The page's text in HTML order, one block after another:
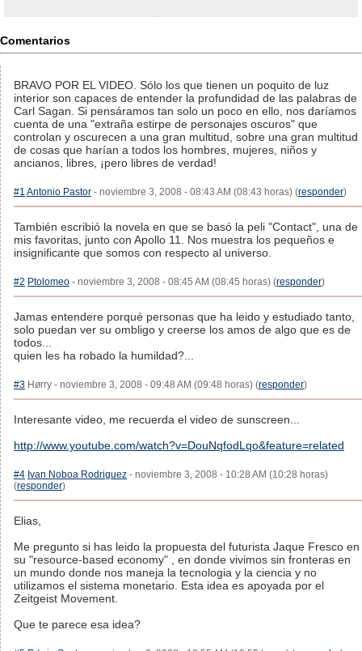
Comentarios
BRAVO POR EL VIDEO. Sólo los que tienen un poquito de luz
interior son capaces de entender la profundidad de las palabras de
Carl Sagan. Si pensáramos tan solo un poco en ello, nos daríamos
cuenta de una "extraña estirpe de personajes oscuros" que
controlan y oscurecen a una gran multitud, sobre una gran multitud
de cosas que harían a todos los hombres, mujeres, niños y
ancianos, libres, ¡pero libres de verdad!
#1 Antonio Pastor - noviembre 3, 2008 - 08:43 AM (08:43 horas) (responder)
También escribió la novela en que se basó la peli "Contact", una de
mis favoritas, junto con Apollo 11. Nos muestra los pequeños e
insignificante que somos con respecto al universo.
#2 Ptolomeo - noviembre 3, 2008 - 08:45 AM (08:45 horas) (responder)
Jamas entendere porqué personas que ha leido y estudiado tanto,
solo puedan ver su ombligo y creerse los amos de algo que es de
todos...
quien les ha robado la humildad?...
#3 Hørry - noviembre 3, 2008 - 09:48 AM (09:48 horas) (responder)
Interesante video, me recuerda el video de sunscreen...
http://www.youtube.com/watch?v=DouNqfodLqo&feature=related
#4 Ivan Noboa Rodriguez - noviembre 3, 2008 - 10:28 AM (10:28 horas)
(responder)
Elias,
Me pregunto si has leido la propuesta del futurista Jaque Fresco en
su "resource-based economy" , en donde vivimos sin fronteras en
un mundo donde nos maneja la tecnologia y la ciencia y no
utilizamos el sistema monetario. Esta idea es apoyada por el
Zeitgeist Movement.
Que te parece esa idea?